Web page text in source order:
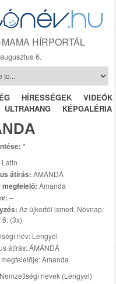
HÍRPORTÁL
6.
HÍRESSÉGEK VIDEÓK
ULTRAHANG KÉPGALÉRIA
*
Latin
átírás: ÁMÁNDÁ
megfelelő: Amanda
–
Az újkortól ismert. Névnap:
6. (3x)
név: Lengyel
átírás: ÁMÁNDÁ
Amanda
nevek (Lengyel)